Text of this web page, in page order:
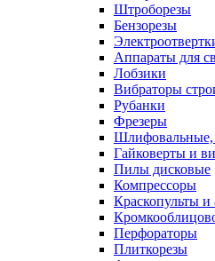
Штроборезы
Бензорезы
Аппараты для
Лобзики
Вибраторы
Рубанки
Фрезеры
Гайковерты и
Пилы дисковые
Компрессоры
Краскопульты и
Перфораторы
Плиткорезы